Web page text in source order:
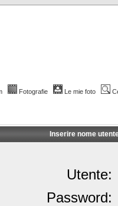
Fotografie Le mie foto
Inserire nome
Utente:
Password: